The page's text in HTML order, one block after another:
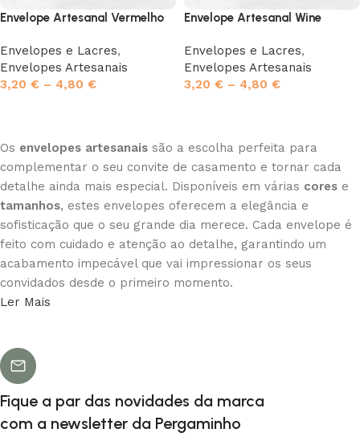
Envelope Artesanal Vermelho
Envelopes e Lacres,
Envelopes Artesanais
3,20 € – 4,80 €
Envelope Artesanal Wine
Envelopes e Lacres,
Envelopes Artesanais
3,20 € – 4,80 €
Os envelopes artesanais são a escolha perfeita para
complementar o seu convite de casamento e tornar cada
detalhe ainda mais especial. Disponíveis em várias cores e
tamanhos, estes envelopes oferecem a elegância e
sofisticação que o seu grande dia merece. Cada envelope é
feito com cuidado e atenção ao detalhe, garantindo um
acabamento impecável que vai impressionar os seus
convidados desde o primeiro momento.
casamento, seja um tom clássico e elegante, ou uma cor
mais vibrante e única, que reflita a personalidade dos
noivos. Além disso, com diferentestamanhos
pode selecionar o envelope perfeito para o seu convite,
quer seja uma opção mais tradicional ou um modelo
Ler Mais
Fique a par das novidades da marca
com a newsletter da Pergaminho